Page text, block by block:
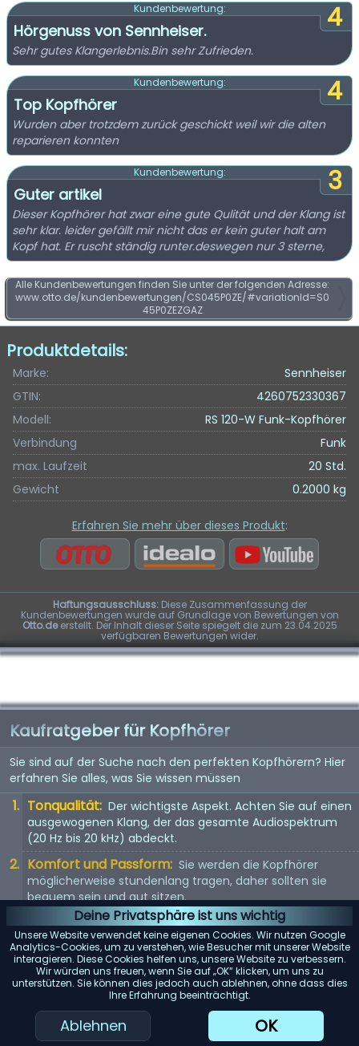
Deine Privatsphäre ist uns wichtig
Unsere Website verwendet keine eigenen Cookies. Wir nutzen Google
Analytics-Cookies, um zu verstehen, wie Besucher mit unserer Website
interagieren. Diese Cookies helfen uns, unsere Website zu verbessern.
Wir würden uns freuen, wenn Sie auf „OK“ klicken, um uns zu
unterstützen. Sie können dies jedoch auch ablehnen, ohne dass dies
Ihre Erfahrung beeinträchtigt.
Ablehnen OK
4
Kundenbewertung:
Hörgenuss von Sennheiser.
Sehr gutes Klangerlebnis.Bin sehr Zufrieden.
4
Kundenbewertung:
Top Kopfhörer
Wurden aber trotzdem zurück geschickt weil wir die alten
reparieren konnten
3
Kundenbewertung:
Guter artikel
Dieser Kopfhörer hat zwar eine gute Qulität und der Klang ist
sehr klar. leider gefällt mir nicht das er kein guter halt am
Kopf hat. Er ruscht ständig runter.deswegen nur 3 sterne,
Alle Kundenbewertungen finden Sie unter der folgenden Adresse:
www.otto.de/kundenbewertungen/CS045P0ZE/#variationId=S0
45P0ZEZGAZ
Produktdetails:
Marke:
Sennheiser
GTIN:
4260752330367
Modell:
RS 120-W Funk-Kopfhörer
Verbindung
Funk
max. Laufzeit
20 Std.
Gewicht
0.2000 kg
Erfahren Sie mehr über dieses Produkt:
Haftungsausschluss:Diese Zusammenfassung der
Kundenbewertungen wurde auf Grundlage von Bewertungen von
Otto.deerstellt. Der Inhalt dieser Seite spiegelt die zum 23.04.2025
verfügbaren Bewertungen wider.
Kaufratgeber für Kopfhörer
Sie sind auf der Suche nach den perfekten Kopfhörern? Hier
erfahren Sie alles, was Sie wissen müssen
Tonqualität: Der wichtigste Aspekt. Achten Sie auf einen
ausgewogenen Klang, der das gesamte Audiospektrum
(20 Hz bis 20 kHz) abdeckt.
Komfort und Passform: Sie werden die Kopfhörer
möglicherweise stundenlang tragen, daher sollten sie
bequem sein und gut sitzen.
Kopfhörertyp: In-Ear, On-Ear oder Over-Ear? Jeder Typ
hat seine Vor- und Nachteile. Wählen Sie entsprechend
Ihren Vorlieben.
KI-Einkaufsassistent